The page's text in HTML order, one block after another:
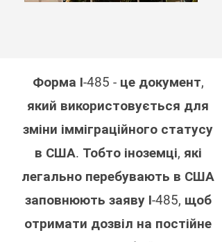
Форма І-485 - це документ,
який використовується для
зміни імміграційного статусу
в США. Тобто іноземці, які
легально перебувають в США
заповнюють заяву І-485, щоб
отримати дозвіл на постійне